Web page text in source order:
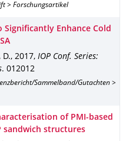
> Forschungsartikel
Significantly Enhance Cold
D., 2017, IOP Conf. Series:
. 012012
Sammelband/Gutachten >
of PMI-based
sandwich structures